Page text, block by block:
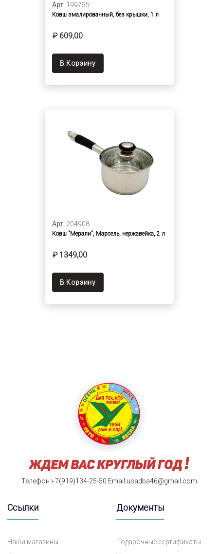
Арт. 199755
Ковш эмалированный, без крышки, 1 л
₽ 609,00
В Корзину
Арт. 204908
Ковш "Мерали", Марсель, нержавейка, 2 л
₽ 1349,00
В Корзину
Телефон:+7(919)134-25-50 Email:usadba46@gmail.com
Ссылки
Наши магазины
Документы
Подарочные сертификаты